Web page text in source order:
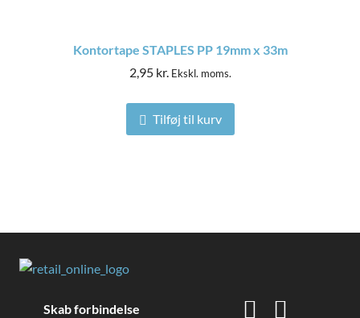
Kontortape STAPLES PP 19mm x 33m
2,95 kr. Ekskl. moms.
Tilføj til kurv
Skab forbindelse